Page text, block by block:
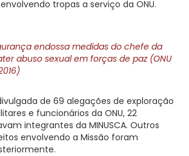
tropas a serviço da ONU.
endossa medidas do chefe da
abuso sexual em forças de paz (ONU
de 69 alegações de exploração
e funcionários da ONU, 22
integrantes da MINUSCA. Outros
envolvendo a Missão foram